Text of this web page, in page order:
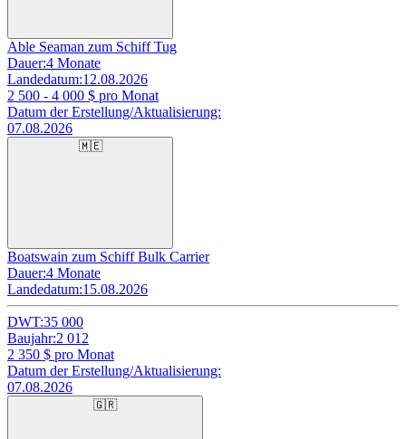
Able Seaman zum Schiff Tug
Dauer:4 Monate
Landedatum:12.08.2026
2 500 - 4 000 $ pro Monat
Datum der Erstellung/Aktualisierung:
07.08.2026
🇲🇪
Boatswain zum Schiff Bulk Carrier
Dauer:4 Monate
Landedatum:15.08.2026
DWT:35 000
Baujahr:2 012
2 350 $ pro Monat
Datum der Erstellung/Aktualisierung:
07.08.2026
🇬🇷